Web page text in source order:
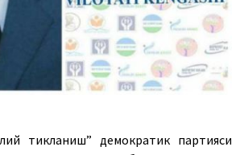
тикланиш” демократик партияси